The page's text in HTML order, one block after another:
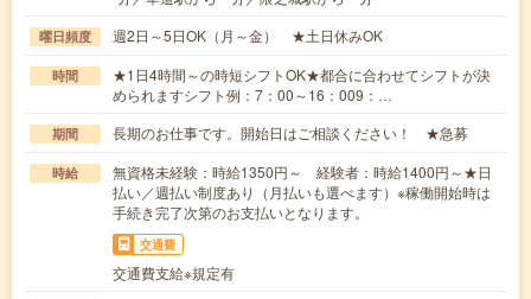
曜日頻度 週2日～5日OK（月～金） ★土日休みOK
時間
★1日4時間～の時短シフトOK★都合に合わせてシフトが決
められますシフト例：7：00～16：009：…
期間 長期のお仕事です。開始日はご相談ください！ ★急募
時給
無資格未経験：時給1350円～ 経験者：時給1400円～★日
払い／週払い制度あり（月払いも選べます）※稼働開始時は
手続き完了次第のお支払いとなります。
交通費
交通費支給※規定有